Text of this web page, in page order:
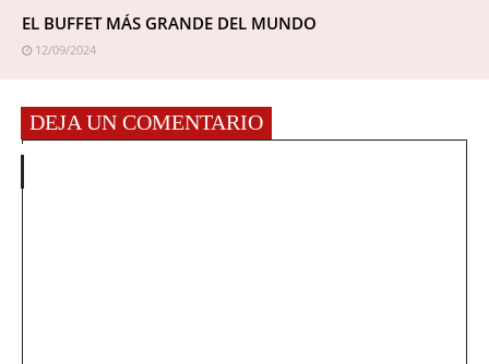
EL BUFFET MÁS GRANDE DEL MUNDO
12/09/2024
DEJA UN COMENTARIO